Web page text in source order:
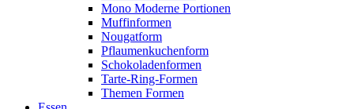
Mono Moderne Portionen
Muffinformen
Nougatform
Pflaumenkuchenform
Schokoladenformen
Tarte-Ring-Formen
Themen Formen